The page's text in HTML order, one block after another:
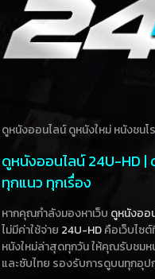
ดูหนังออนไลน์ ดูหนังใหม่ หนังชนโ
ดูหนังออนไลน์ 24U-HD
ทุกแนว ทุกเรื่อง
หากคุณกำลังมองหาเว็บ ดูหนังออ
ไม่มีค่าใช้จ่าย 24U-HDคือเว็บไซ
หนังใหม่ล่าสุดทุกวัน ให้คุณรับชม
และซับไทย รองรับการดูบนทุกอุ